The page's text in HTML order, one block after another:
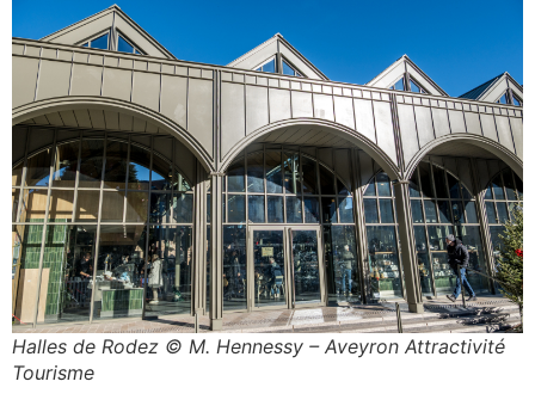
Halles de Rodez © M. Hennessy – Aveyron Attractivité
Tourisme